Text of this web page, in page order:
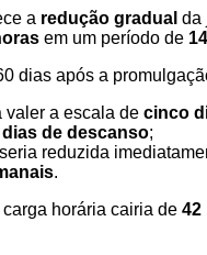
a redução gradual da
em um período de
dias após a
valer a escala de cinco
de descanso;
reduzida
.
horária cairia de 42